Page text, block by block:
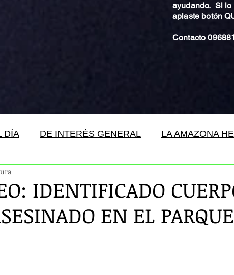
ayudando. Si lo
aplaste botón
Contacto
DÍA DE INTERÉS GENERAL LA AMAZONA
IDENTIFICADO
EN EL PARQUE